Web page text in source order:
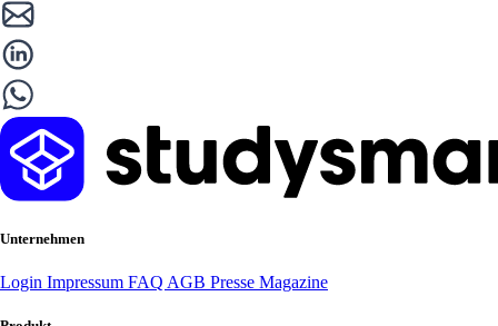
Unternehmen
Login Impressum FAQ AGB Presse Magazine